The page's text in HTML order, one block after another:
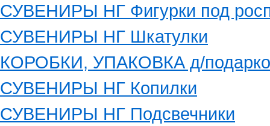
СУВЕНИРЫ НГ Фигурки под
СУВЕНИРЫ НГ Шкатулки
КОРОБКИ, УПАКОВКА д/
СУВЕНИРЫ НГ Копилки
СУВЕНИРЫ НГ Подсвечники